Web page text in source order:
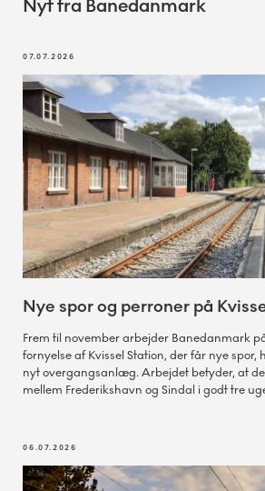
Nyt fra Banedanmark
07.07.2026
Nye spor og perroner på
Frem til november arbejder Banedanmark
fornyelse af Kvissel Station, der får nye spor,
nyt overgangsanlæg. Arbejdet betyder, at
mellem Frederikshavn og Sindal i godt tre
06.07.2026